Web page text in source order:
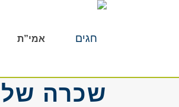
אמי”ת
שכרה